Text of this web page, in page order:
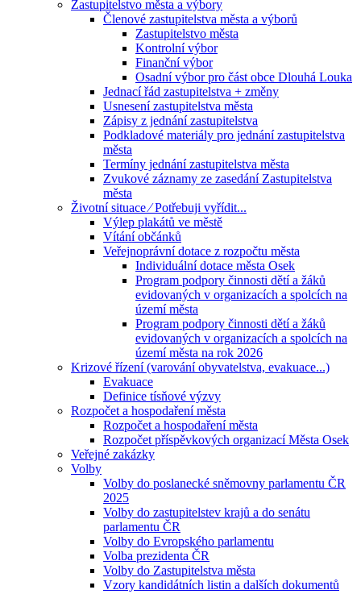
Zastupitelstvo města a výbory
Členové zastupitelstva města a výborů
Zastupitelstvo města
Kontrolní výbor
Finanční výbor
Osadní výbor pro část obce Dlouhá Louka
Jednací řád zastupitelstva + změny
Usnesení zastupitelstva města
Zápisy z jednání zastupitelstva
Podkladové materiály pro jednání zastupitelstva
města
Termíny jednání zastupitelstva města
Zvukové záznamy ze zasedání Zastupitelstva
města
Životní situace ⁄ Potřebuji vyřídit...
Výlep plakátů ve městě
Vítání občánků
Veřejnoprávní dotace z rozpočtu města
Individuální dotace města Osek
Program podpory činnosti dětí a žáků
evidovaných v organizacích a spolcích na
území města
Program podpory činnosti dětí a žáků
evidovaných v organizacích a spolcích na
území města na rok 2026
Krizové řízení (varování obyvatelstva, evakuace...)
Evakuace
Definice tísňové výzvy
Rozpočet a hospodaření města
Rozpočet a hospodaření města
Rozpočet příspěvkových organizací Města Osek
Veřejné zakázky
Volby
Volby do poslanecké sněmovny parlamentu ČR
2025
Volby do zastupitelstev krajů a do senátu
parlamentu ČR
Volby do Evropského parlamentu
Volba prezidenta ČR
Volby do Zastupitelstva města
Vzory kandidátních listin a dalších dokumentů